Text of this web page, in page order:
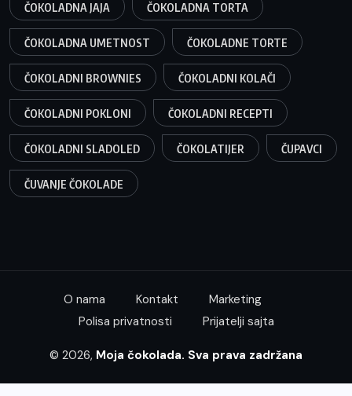
ČOKOLADNA JAJA ČOKOLADNA TORTA
ČOKOLADNA UMETNOST ČOKOLADNE TORTE
ČOKOLADNI BROWNIES ČOKOLADNI KOLAČI
ČOKOLADNI POKLONI ČOKOLADNI RECEPTI
ČOKOLADNI SLADOLED ČOKOLATIJER ČUPAVCI
ČUVANJE ČOKOLADE
O nama Kontakt
Marketing
Polisa privatnosti
Prijatelji sajta
© 2026, Moja čokolada. Sva prava zadržana